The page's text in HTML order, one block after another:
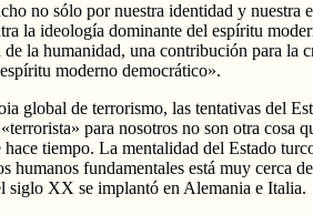
no sólo por nuestra identidad y nuestra
la ideología dominante del espíritu
la humanidad, una contribución para la
moderno democrático».
global de terrorismo, las tentativas del
para nosotros no son otra cosa
hace tiempo. La mentalidad del Estado
humanos fundamentales está muy cerca
siglo XX se implantó en Alemania e Italia.